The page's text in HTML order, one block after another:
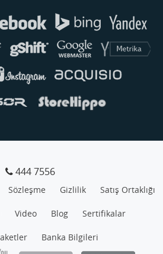
444 7556
Sözleşme Gizlilik Satış Ortaklığı
Video Blog Sertifikalar
Banka Bilgileri
yanıt verir